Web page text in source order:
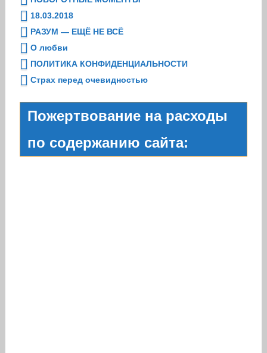
18.03.2018
РАЗУМ — ЕЩЁ НЕ ВСЁ
О любви
ПОЛИТИКА КОНФИДЕНЦИАЛЬНОСТИ
Страх перед очевидностью
Пожертвование на расходы
по содержанию сайта: